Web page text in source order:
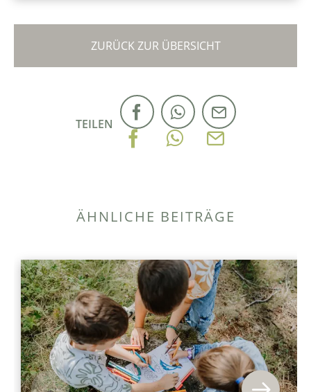
ZURÜCK ZUR ÜBERSICHT
TEILEN
ÄHNLICHE BEITRÄGE